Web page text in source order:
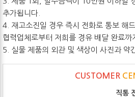
추가됩니다.
4. 재고소진일 경우 즉시 전화로 통보 해
협력업체로부터 저희를 경유 배달 완료
5. 실물 제품의 외관 및 색상이 사진과 약
CUSTOMER
직통